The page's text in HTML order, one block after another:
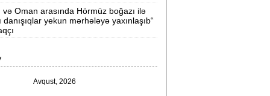
Qaregin məhkəmə qarşısına çıxarılır -
tarixində ilk
-
Ən çox çörək və ət yeyən bölgələr -
və Oman arasında Hörmüz boğazı ilə
danışıqlar yekun mərhələyə yaxınlaşıb“
Avqust, 2026